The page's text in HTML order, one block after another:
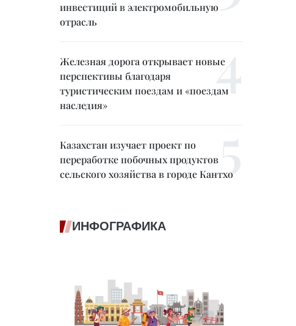
инвестиций в электромобильную
отрасль
Железная дорога открывает новые
перспективы благодаря
туристическим поездам и «поездам
наследия»
Казахстан изучает проект по
переработке побочных продуктов
сельского хозяйства в городе Кантхо
ИНФОГРАФИКА